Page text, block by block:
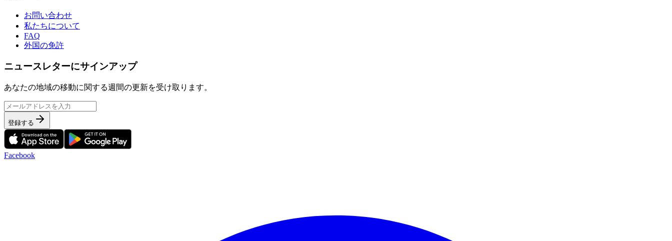
お問い合わせ
私たちについて
FAQ
外国の免許
ニュースレターにサインアップ
あなたの地域の移動に関する週間の更新を受け取ります。
登録する
Facebook